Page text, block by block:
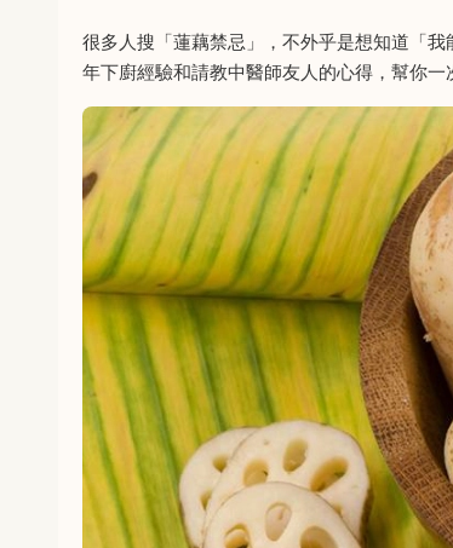
很多人搜「蓮藕禁忌」，不外乎是想知道「
年下廚經驗和請教中醫師友人的心得，幫你一